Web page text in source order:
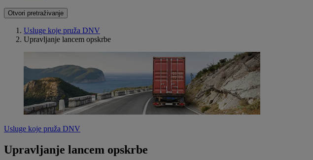
Otvori pretraživanje
Usluge koje pruža DNV
Upravljanje lancem opskrbe
Usluge koje pruža DNV
Upravljanje lancem opskrbe